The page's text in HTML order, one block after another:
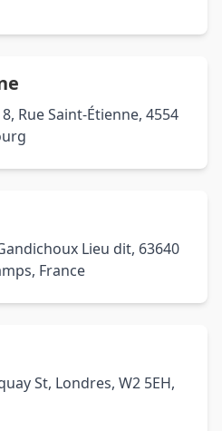
Rue Saint-Étienne, 4554
Lieu dit, 63640
France
St, Londres, W2 5EH,